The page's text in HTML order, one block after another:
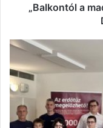
„Balkontól a
Szép
dunaújvárosi
sikerek
születtek
az
Országos
Tűzmegelőzési